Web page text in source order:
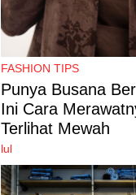
FASHION TIPS
Punya Busana
Ini Cara
Terlihat Mewah
lul